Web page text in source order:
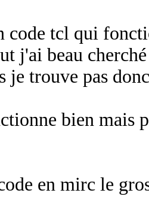
code tcl qui
j'ai beau
je trouve pas
bien mais
en mirc le